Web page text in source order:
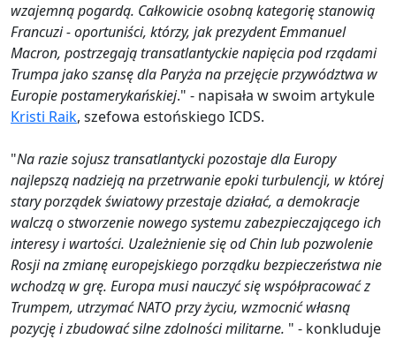
wzajemną pogardą. Całkowicie osobną kategorię stanowią
Francuzi - oportuniści, którzy, jak prezydent Emmanuel
Macron, postrzegają transatlantyckie napięcia pod rządami
Trumpa jako szansę dla Paryża na przejęcie przywództwa w
Europie postamerykańskiej." - napisała w swoim artykule
Kristi Raik, szefowa estońskiego ICDS.
"Na razie sojusz transatlantycki pozostaje dla Europy
najlepszą nadzieją na przetrwanie epoki turbulencji, w której
stary porządek światowy przestaje działać, a demokracje
walczą o stworzenie nowego systemu zabezpieczającego ich
interesy i wartości. Uzależnienie się od Chin lub pozwolenie
Rosji na zmianę europejskiego porządku bezpieczeństwa nie
wchodzą w grę. Europa musi nauczyć się współpracować z
Trumpem, utrzymać NATO przy życiu, wzmocnić własną
pozycję i zbudować silne zdolności militarne. " - konkluduje